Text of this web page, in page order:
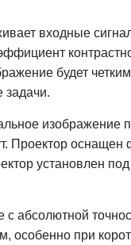
входные
будет
задачи.
изображение
Проектор
установлен
с абсолютной
при